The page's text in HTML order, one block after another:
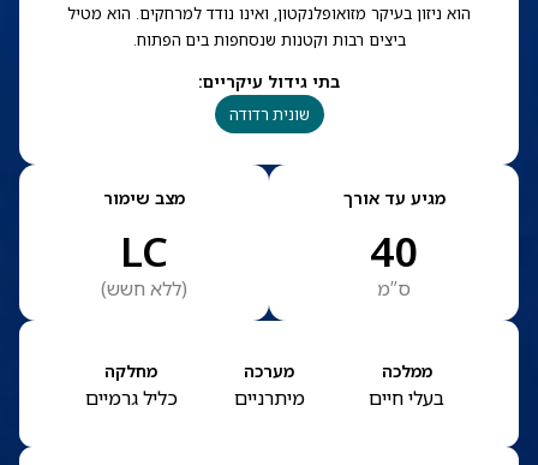
הוא ניזון בעיקר מזואופלנקטון, ואינו נודד למרחקים. הוא מטיל
ביצים רבות וקטנות שנסחפות בים הפתוח.
בתי גידול עיקריים:
שונית רדודה
מגיע עד אורך
40
ס”מ
מצב שימור
LC
(ללא חשש)
ממלכה
בעלי חיים
מערכה
מיתרניים
מחלקה
כליל גרמיים